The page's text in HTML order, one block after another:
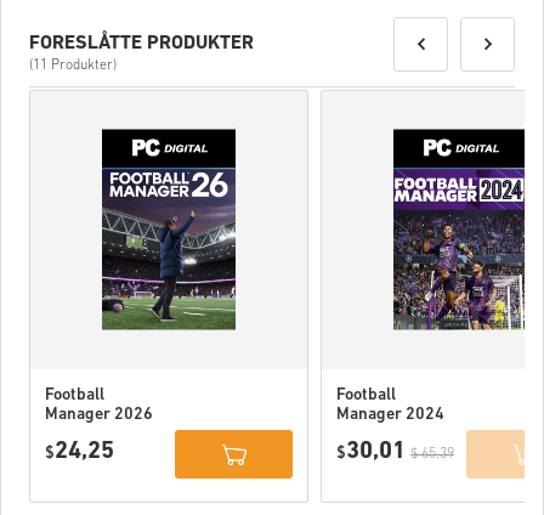
FORESLÅTTE PRODUKTER
(11 Produkter)
Football
Manager 2026
Website) EU
$24,25
Football
Manager 2024
Website) EU
$30,01 $ 65,39